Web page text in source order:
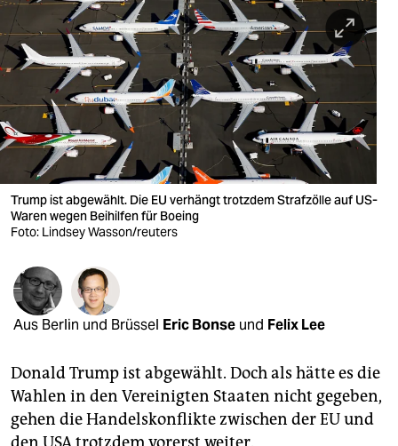
berlin
nord
wahrheit
verlag
verlag
veranstaltungen
shop
fragen & hilfe
unterstützen
genossenschaft
epaper login
Trump ist abgewählt. Die EU verhängt trotzdem Strafzölle auf US-
Waren wegen Beihilfen für Boeing
Foto: Lindsey Wasson/reuters
Aus Berlin und Brüssel Eric Bonse und Felix Lee
Donald Trump ist abgewählt. Doch als hätte es die
Wahlen in den Vereinigten Staaten nicht gegeben,
gehen die Handelskonflikte zwischen der EU und